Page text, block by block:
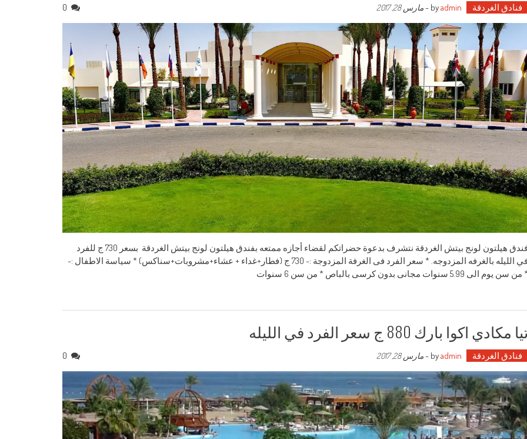
فنادق الغردقة admin
-مارس 28, 2017 0
فندق هيلتون لونج بيتش الغردقة نتشرف بدعوة حضراتكم لقضاء أجازه ممتعه بفندق هيلتون لونج بيتش الغردقة بسعر 730 ج للفرد
في الليله بالغرفه المزدوجه. * سعر الفرد فى الغرفة المزدوجة :- 730 ج (فطار+غداء + عشاء+مشروبات+سناكس) * سياسة الاطفال :-
سن يوم الى 5.99 سنوات مجانى بدون كرسى بالباص * من سن 6 سنوات
مكادي اكوا بارك 880 ج سعر الفرد في الليله
فنادق الغردقة admin
-مارس 28, 2017 0